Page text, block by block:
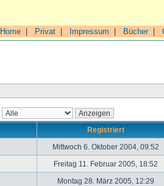
Home Privat Impressum Bücher|
Registriert
Mittwoch 6. Oktober 2004, 09:52
Freitag 11. Februar 2005, 18:52
Montag 28. März 2005, 12:29